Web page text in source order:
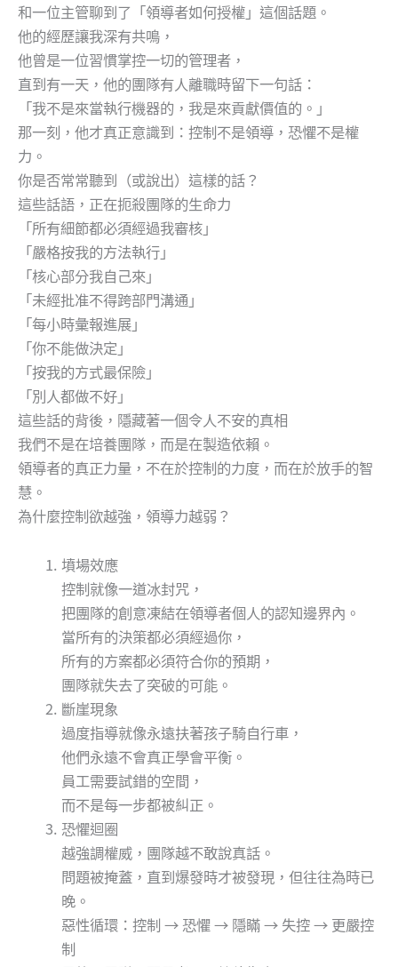
和一位主管聊到了「領導者如何授權」這個話題。
他的經歷讓我深有共鳴，
他曾是一位習慣掌控一切的管理者，
直到有一天，他的團隊有人離職時留下一句話：
「我不是來當執行機器的，我是來貢獻價值的。」
那一刻，他才真正意識到：控制不是領導，恐懼不是權
力。
你是否常常聽到（或說出）這樣的話？
這些話語，正在扼殺團隊的生命力
「所有細節都必須經過我審核」
「嚴格按我的方法執行」
「核心部分我自己來」
「未經批准不得跨部門溝通」
「每小時彙報進展」
「你不能做決定」
「按我的方式最保險」
「別人都做不好」
這些話的背後，隱藏著一個令人不安的真相
我們不是在培養團隊，而是在製造依賴。
領導者的真正力量，不在於控制的力度，而在於放手的智
慧。
為什麼控制欲越強，領導力越弱？
墳場效應
控制就像一道冰封咒，
把團隊的創意凍結在領導者個人的認知邊界內。
當所有的決策都必須經過你，
所有的方案都必須符合你的預期，
團隊就失去了突破的可能。
斷崖現象
過度指導就像永遠扶著孩子騎自行車，
他們永遠不會真正學會平衡。
員工需要試錯的空間，
而不是每一步都被糾正。
恐懼迴圈
越強調權威，團隊越不敢說真話。
問題被掩蓋，直到爆發時才被發現，但往往為時已
晚。
惡性循環：控制 → 恐懼 → 隱瞞 → 失控 → 更嚴控
制